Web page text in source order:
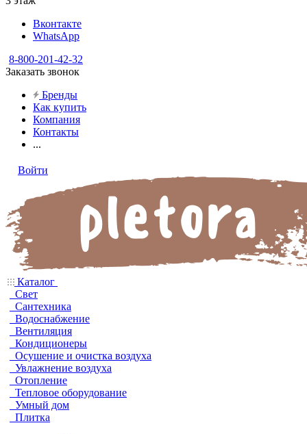
Вконтакте
WhatsApp
8-800-201-42-32
Заказать звонок
Бренды
Как купить
Компания
Контакты
...
Войти
Каталог
Свет
Сантехника
Водоснабжение
Вентиляция
Кондиционеры
Осушение и очистка воздуха
Увлажнение воздуха
Отопление
Тепловое оборудование
Умный дом
Плитка